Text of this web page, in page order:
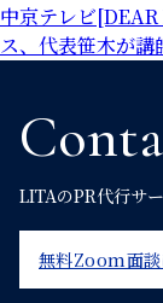
投
稿
ビ
ゲ
ー
シ
中京テレビ
ス、代表笹木が
LITAのPR代行サ
無料Zoom面